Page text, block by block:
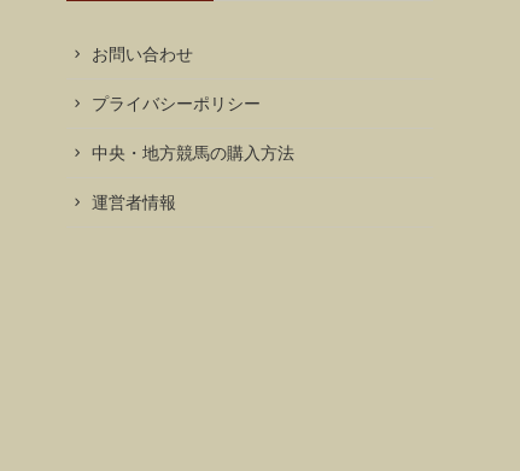
お問い合わせ
プライバシーポリシー
中央・地方競馬の購入方法
運営者情報